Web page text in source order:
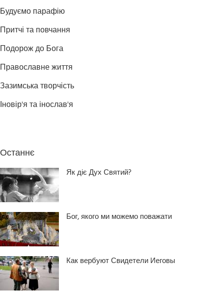
Будуємо парафію
Притчі та повчання
Подорож до Бога
Православне життя
Зазимська творчість
Іновір'я та інослав'я
Останнє
Як діє Дух Святий?
Бог, якого ми можемо поважати
Как вербуют Свидетели Иеговы